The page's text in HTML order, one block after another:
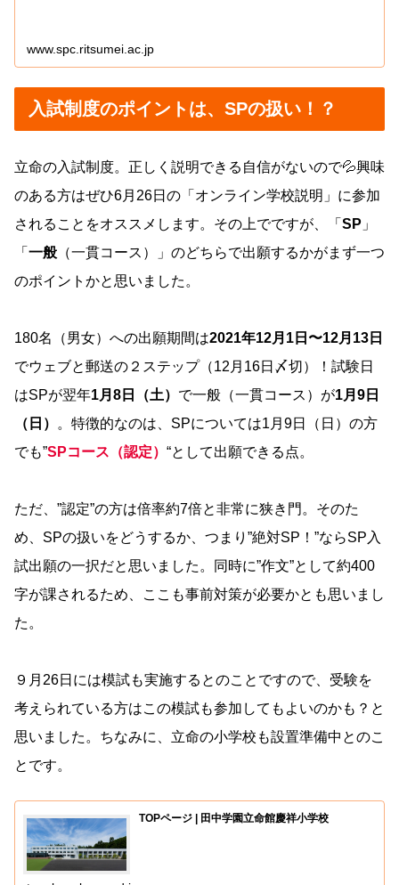
www.spc.ritsumei.ac.jp
入試制度のポイントは、SPの扱い！？
立命の入試制度。正しく説明できる自信がないので💦興味
のある方はぜひ6月26日の「オンライン学校説明」に参加
されることをオススメします。その上でですが、「 SP 」
「 一般 （一貫コース）」のどちらで出願するかがまず一つ
のポイントかと思いました。
180名（男女）への出願期間は2021年12月1日〜12月13日
でウェブと郵送の２ステップ（12月16日〆切）！試験日
はSPが翌年1月8日（土） で一般（一貫コース）が1月9日
（日） 。特徴的なのは、SPについては1月9日（日）の方
でも”SPコース（認定） “として出願できる点。
ただ、”認定”の方は倍率約7倍と非常に狭き門。そのた
め、SPの扱いをどうするか、つまり”絶対SP！”ならSP入
試出願の一択だと思いました。同時に”作文”として約400
字が課されるため、ここも事前対策が必要かとも思いまし
た。
９月26日には模試も実施するとのことですので、受験を
考えられている方はこの模試も参加してもよいのかも？と
思いました。ちなみに、立命の小学校も設置準備中とのこ
とです。
TOPページ | 田中学園立命館慶祥小学校